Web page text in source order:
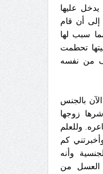
عليها
أن قام
سبب لها
تحطمت
من نفسه
بالجنس
زوجها
وللعلم
كم
وأنه
العسل من